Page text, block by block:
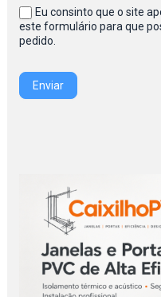
Eu consinto que o site
este formulário para que
pedido.
Enviar